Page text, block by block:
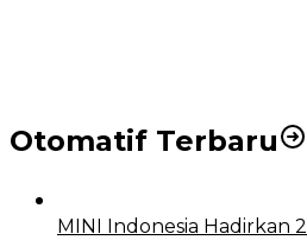
Otomatif Terbaru
MINI Indonesia Hadirkan